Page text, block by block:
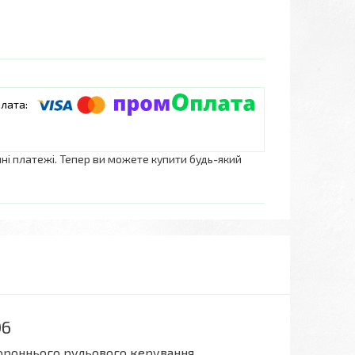
платежі. Тепер ви можете купити будь-який